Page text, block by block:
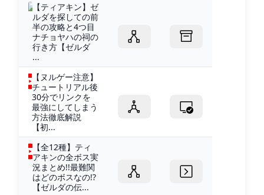
【ティアキン】ゼ
ルダを探しての前
半の攻略と4つ目
ナチョヤハの祠の
行き方【ゼルダ
...
【ヌルゲー注意】
チュートリアル後
30分でリンクを
最強にしてしまう
方法徹底解説
【初...
【全12種】ティ
アキンの全ボス実
況まとめ!!最難関
はどのボスなの!?
【ゼルダの伝...